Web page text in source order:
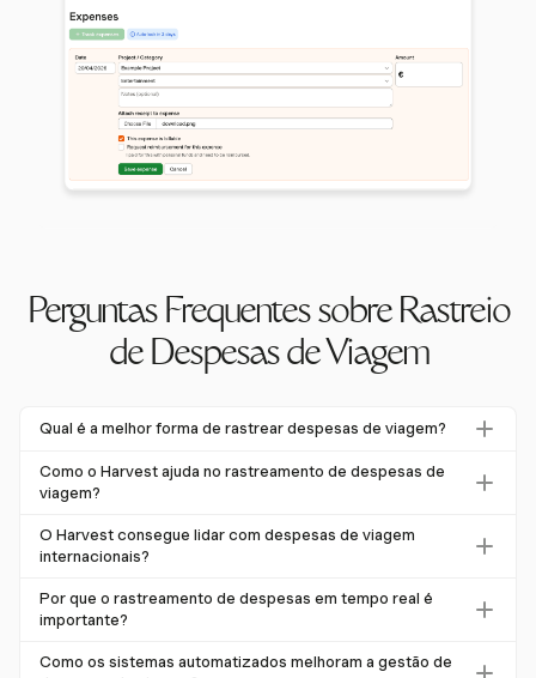
Perguntas Frequentes sobre Rastreio
de Despesas de Viagem
Qual é a melhor forma de rastrear despesas de viagem?
A melhor forma de rastrear despesas de viagem é
utilizando sistemas automatizados que oferecem
de contabilidade. Isso reduz erros e custos administrativos.
Como o Harvest ajuda no rastreamento de despesas de
viagem?
O Harvest permite que os usuários rastreiem despesas em
tempo real usando seu aplicativo móvel, onde podem
a gestão de despesas de forma precisa e pontual.
O Harvest consegue lidar com despesas de viagem
internacionais?
Embora o Harvest suporte múltiplas moedas, os usuários
devem converter despesas manualmente. Isso permite
conversão automática de moeda.
Por que o rastreamento de despesas em tempo real é
importante?
O rastreamento de despesas em tempo real é crucial para
Como os sistemas automatizados melhoram a gestão de